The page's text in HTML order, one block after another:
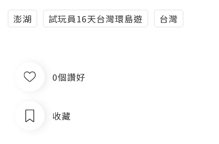
澎湖 試玩員16天台灣環島遊 台灣
0個讚好
收藏